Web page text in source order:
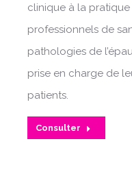
clinique à la
professionnels de
pathologies de
prise en charge de
patients.
Consulter